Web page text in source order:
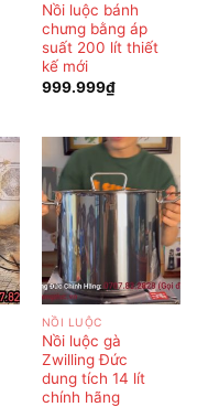
Nồi luộc bánh
chưng bằng áp
suất 200 lít thiết
kế mới
999.999₫
NỒI LUỘC
Nồi luộc gà
Zwilling Đức
dung tích 14 lít
chính hãng